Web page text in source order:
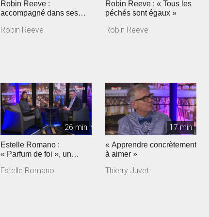
Robin Reeve :
accompagné dans ses
Robin Reeve
Robin Reeve : « Tous les
péchés sont égaux »
Robin Reeve
26 min
Estelle Romano :
« Parfum de foi », un
Jeunesse en mission
Estelle Romano
17 min
« Apprendre concrètement
à aimer »
Thierry Juvet